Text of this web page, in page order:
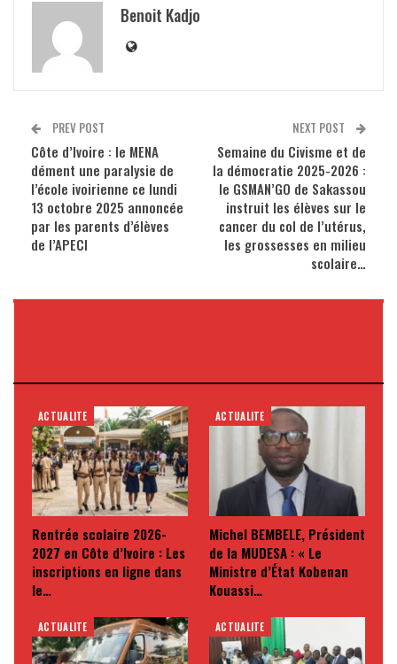
Benoit Kadjo
PREV POST
Côte d’Ivoire : le MENA
dément une paralysie de
l’école ivoirienne ce lundi
13 octobre 2025 annoncée
par les parents d’élèves
de l’APECI
NEXT POST
Semaine du Civisme et de
la démocratie 2025-2026 :
le GSMAN’GO de Sakassou
instruit les élèves sur le
cancer du col de l’utérus,
les grossesses en milieu
scolaire…
ACTUALITE
Rentrée scolaire 2026-
2027 en Côte d’Ivoire : Les
inscriptions en ligne dans
le…
ACTUALITE
Michel BEMBELE, Président
de la MUDESA : « Le
Ministre d’État Kobenan
Kouassi…
ACTUALITE ACTUALITE